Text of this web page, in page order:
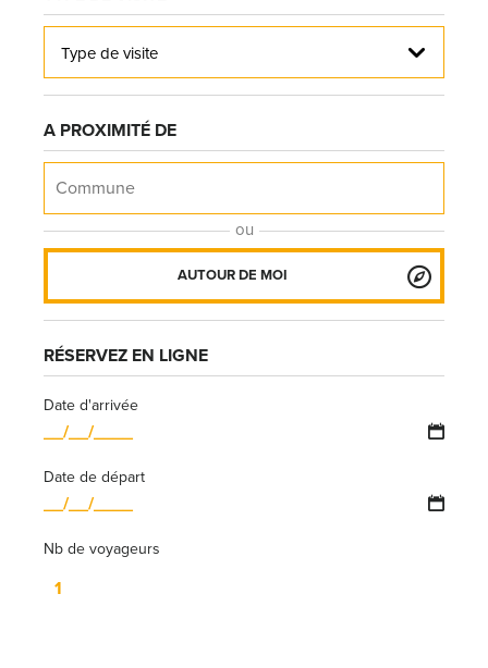
Type de visite
A PROXIMITÉ DE
ou
AUTOUR DE MOI
RÉSERVEZ EN LIGNE
Date d'arrivée
Date de départ
Nb de voyageurs